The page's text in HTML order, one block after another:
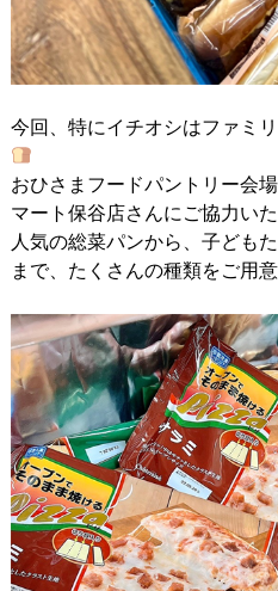
今回、特にイチオシはファミ
おひさまフードパントリー会
マート保谷店さんにご協力い
人気の総菜パンから、子ども
まで、たくさんの種類をご用意